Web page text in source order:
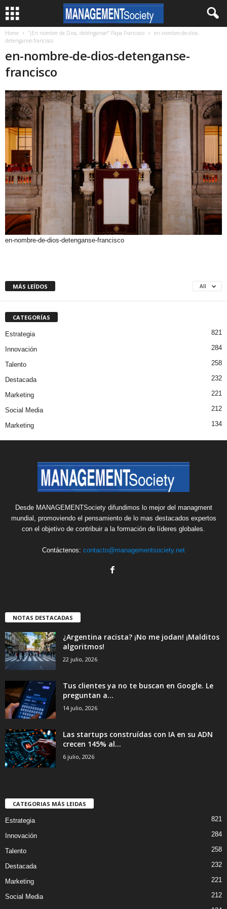
Home “¡En nombre de Dios, deténganse!” Papa Francisco
en-nombre-de-dios-
detenganse-francisco
en-nombre-de-dios-detenganse-
francisco
en-nombre-de-dios-detenganse-francisco
MÁS LEÍDOS All
CATEGORÍAS
Estrategia 821
Innovación 284
Talento 258
Destacada 232
Marketing 221
Social Media 212
Marketing 134
Desde MANAGEMENTSociety difundimos lo mejor del managment
mundial, promoviendo el pensamiento de lo mas destacados expertos
con el objetivo de contribuir a la formación de líderes globales.
Contáctenos: contacto@managementsociety.net
NOTAS DESTACADAS
¿Argentina racista? ¡No me jodan! ¡Malditos
algoritmos!
22 julio, 2026
Tus clientes ya no te buscan en Google. Le
preguntan a...
14 julio, 2026
Las startups construídas con IA en su ADN
crecen 145% al...
6 julio, 2026
CATEGORIAS MÁS LEIDAS
Estrategia 821
Innovación 284
Talento 258
Destacada 232
Marketing 221
Social Media 212